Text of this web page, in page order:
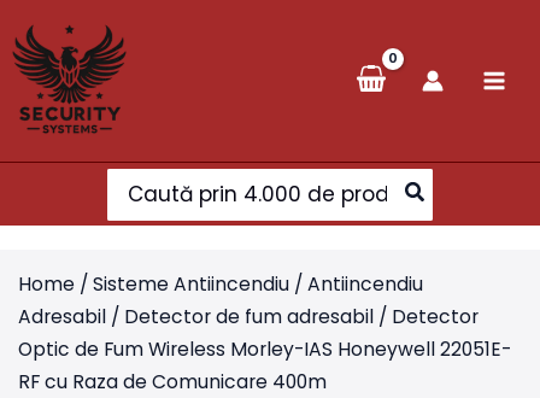
to
content
Search
for:
Home / Sisteme Antiincendiu / Antiincendiu
Adresabil / Detector de fum adresabil / Detector
Optic de Fum Wireless Morley-IAS Honeywell 22051E-
RF cu Raza de Comunicare 400m